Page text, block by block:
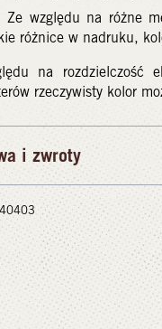
Ze względu na różne
różnice w nadruku,
na rozdzielczość
rzeczywisty kolor
i zwroty